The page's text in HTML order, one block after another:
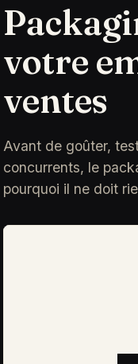
votre
ventes
Avant de goûter,
concurrents, le
pourquoi il ne doit